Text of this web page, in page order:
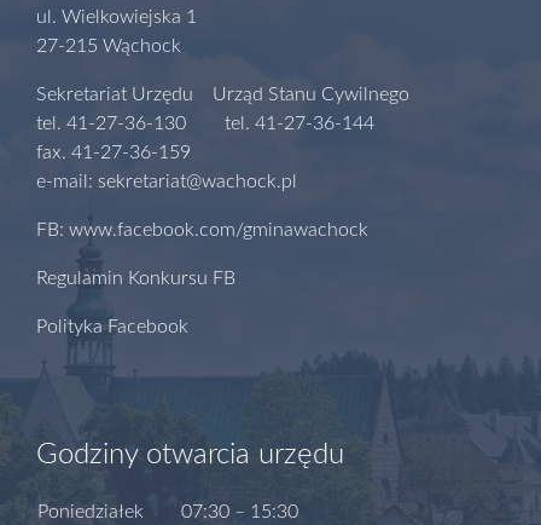
ul. Wielkowiejska 1
27-215 Wąchock
Sekretariat Urzędu Urząd Stanu Cywilnego
tel. 41-27-36-130 tel. 41-27-36-144
fax. 41-27-36-159
e-mail: sekretariat@wachock.pl
FB: www.facebook.com/gminawachock
Regulamin Konkursu FB
Polityka Facebook
Godziny otwarcia urzędu
Poniedziałek
07:30 – 15:30